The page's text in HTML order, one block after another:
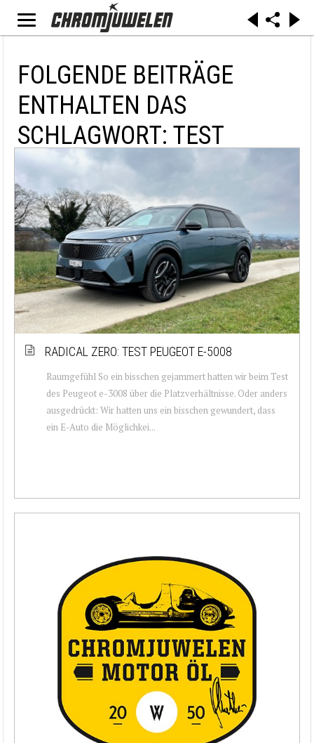
FOLGENDE BEITRÄGE
ENTHALTEN DAS
SCHLAGWORT: TEST
RADICAL ZERO: TEST PEUGEOT E-5008
Raumgefühl So ein bisschen gejammert hatten wir beim Test
des Peugeot e-3008 über die Platzverhältnisse. Oder anders
ausgedrückt: Wir hatten uns ein bisschen gewundert, dass
ein E-Auto die Möglichkei...